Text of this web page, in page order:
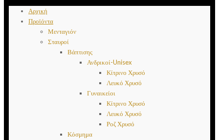
Αρχική
Προϊόντα
Μενταγιόν
Σταυροί
Βάπτισης
Ανδρικοί-Unisex
Κίτρινο Χρυσό
Λευκό Χρυσό
Γυναικείοι
Κίτρινο Χρυσό
Λευκό Χρυσό
Ροζ Χρυσό
Κόσμημα